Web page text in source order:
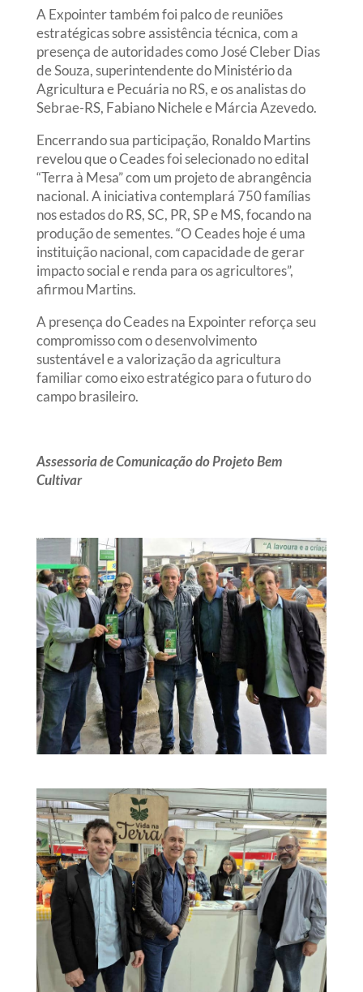
A Expointer também foi palco de reuniões
estratégicas sobre assistência técnica, com a
presença de autoridades como José Cleber Dias
de Souza, superintendente do Ministério da
Agricultura e Pecuária no RS, e os analistas do
Sebrae-RS, Fabiano Nichele e Márcia Azevedo.
Encerrando sua participação, Ronaldo Martins
revelou que o Ceades foi selecionado no edital
“Terra à Mesa” com um projeto de abrangência
nacional. A iniciativa contemplará 750 famílias
nos estados do RS, SC, PR, SP e MS, focando na
produção de sementes. “O Ceades hoje é uma
instituição nacional, com capacidade de gerar
impacto social e renda para os agricultores”,
afirmou Martins.
A presença do Ceades na Expointer reforça seu
compromisso com o desenvolvimento
sustentável e a valorização da agricultura
familiar como eixo estratégico para o futuro do
campo brasileiro.
Assessoria de Comunicação do Projeto Bem
Cultivar